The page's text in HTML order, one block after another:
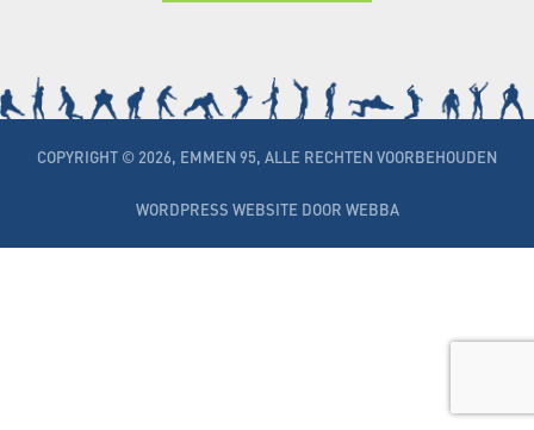
COPYRIGHT © 2026, EMMEN 95, ALLE RECHTEN VOORBEHOUDEN
WORDPRESS WEBSITE DOOR WEBBA